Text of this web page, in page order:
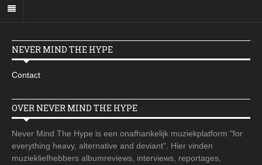
NEVER MIND THE HYPE
Contact
OVER NEVER MIND THE HYPE
Never Mind The Hype is een onafhankelijk muziekplatform "for
everything heavy, alternative and deviant". Hier vinden
muziekliefhebbers albumreviews, interviews, reportages,